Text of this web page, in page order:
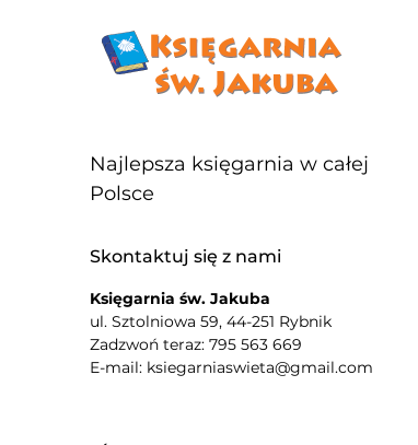
Najlepsza księgarnia w całej
Polsce
Skontaktuj się z nami
Księgarnia św. Jakuba
ul. Sztolniowa 59, 44-251 Rybnik
Zadzwoń teraz: 795 563 669
E-mail: ksiegarniaswieta@gmail.com